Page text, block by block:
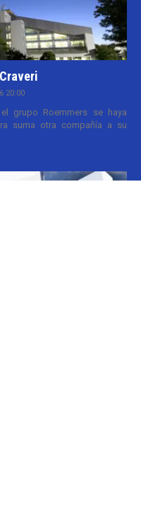
20:00
grupo Roemmers se haya
suma otra compañía a su